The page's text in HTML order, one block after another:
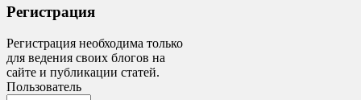
Регистрация
Регистрация необходима только
для ведения своих блогов на
сайте и публикации статей.
Пользователь